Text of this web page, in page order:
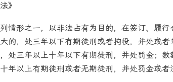
》
情形之一，以非法占有为目的，在签订、履
的，处三年以下有期徒刑或者拘役，并处或
处三年以上十年以下有期徒刑，并处罚金；
年以上有期徒刑或者无期徒刑，并处罚金或者